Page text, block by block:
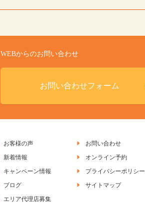
WEBからのお問い合わせ
お問い合わせフォーム
お客様の声
新着情報
キャンペーン情報
ブログ
エリア代理店募集
お問い合わせ
オンライン予約
プライバシーポリシー
サイトマップ